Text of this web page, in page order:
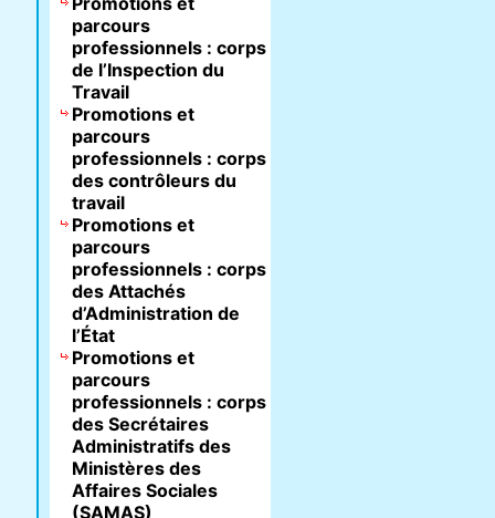
parcours
professionnels : corps
de l’Inspection du
Travail
Promotions et
parcours
professionnels : corps
des contrôleurs du
travail
Promotions et
parcours
professionnels : corps
des Attachés
d’Administration de
l’État
Promotions et
parcours
professionnels : corps
des Secrétaires
Administratifs des
Ministères des
Affaires Sociales
(SAMAS)